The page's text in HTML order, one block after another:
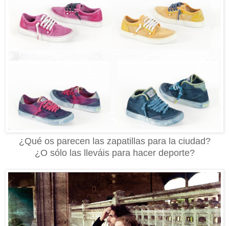
¿Qué os parecen las zapatillas para la ciudad?
¿O sólo las lleváis para hacer deporte?